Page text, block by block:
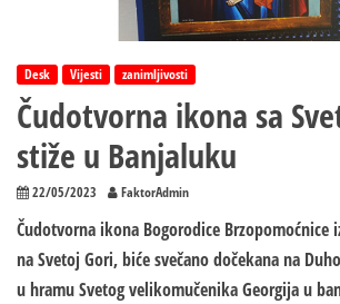
Desk Vijesti zanimljivosti
Čudotvorna ikona sa
stiže u Banjaluku
22/05/2023 FaktorAdmin
Čudotvorna ikona Bogorodice Brzopomoćnice
na Svetoj Gori, biće svečano dočekana na
u hramu Svetog velikomučenika Georgija u